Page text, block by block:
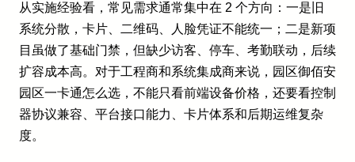
从实施经验看，常见需求通常集中在 2 个方向：一是旧
系统分散，卡片、二维码、人脸凭证不能统一；二是新项
目虽做了基础门禁，但缺少访客、停车、考勤联动，后续
扩容成本高。对于工程商和系统集成商来说，园区御佰安
园区一卡通怎么选，不能只看前端设备价格，还要看控制
器协议兼容、平台接口能力、卡片体系和后期运维复杂
度。